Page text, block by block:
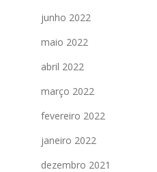
junho 2022
maio 2022
abril 2022
março 2022
fevereiro 2022
janeiro 2022
dezembro 2021